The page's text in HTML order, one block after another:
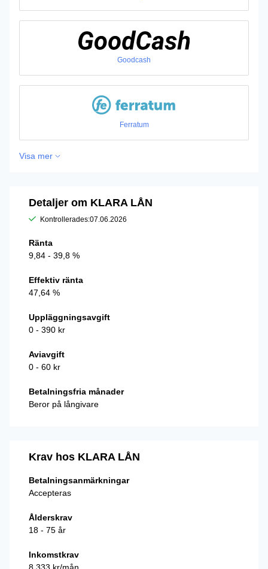
Goodcash
Ferratum
Visa mer
Detaljer om KLARA LÅN
Kontrollerades:07.06.2026
Ränta
9,84 - 39,8 %
Effektiv ränta
47,64 %
Uppläggningsavgift
0 - 390 kr
Aviavgift
0 - 60 kr
Betalningsfria månader
Beror på långivare
Krav hos KLARA LÅN
Betalningsanmärkningar
Accepteras
Ålderskrav
18 - 75 år
Inkomstkrav
8 333 kr/mån